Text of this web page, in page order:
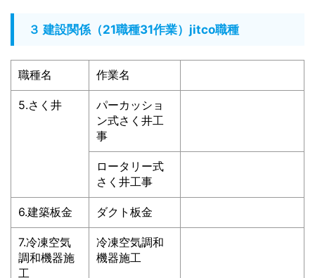
３ 建設関係（21職種31作業）jitco職種
職種名 作業名
5.さく井
パーカッショ
ン式さく井工
事
ロータリー式
さく井工事
6.建築板金 ダクト板金
7.冷凍空気
調和機器施
工
冷凍空気調和
機器施工